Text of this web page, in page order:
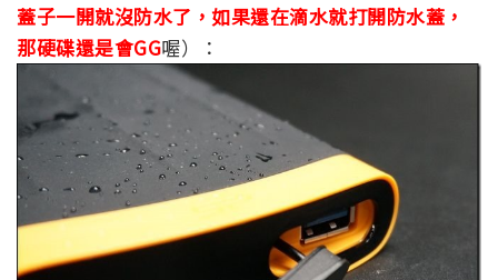
蓋子一開就沒防水了，如果還在滴水就打開防水蓋，
那硬碟還是會GG喔）：